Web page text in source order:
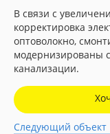
В связи с
корректировка
оптоволокно,
модернизированы
канализации.
Следующий объект